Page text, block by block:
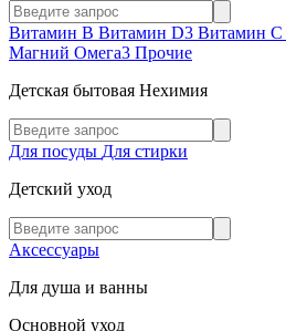
Витамин В Витамин D3 Витамин С
Магний Омега3 Прочие
Детская бытовая Нехимия
Для посуды Для стирки
Детский уход
Аксессуары
Для душа и ванны
Основной уход